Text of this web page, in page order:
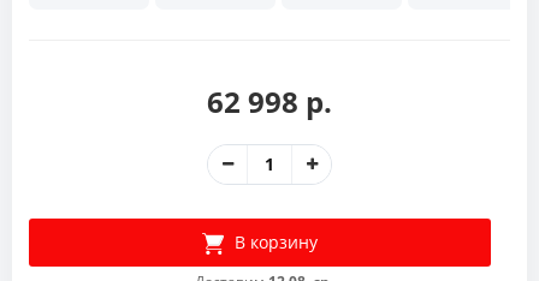
62 998 р.
В корзину